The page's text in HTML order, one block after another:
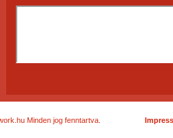
Minden jog fenntartva.